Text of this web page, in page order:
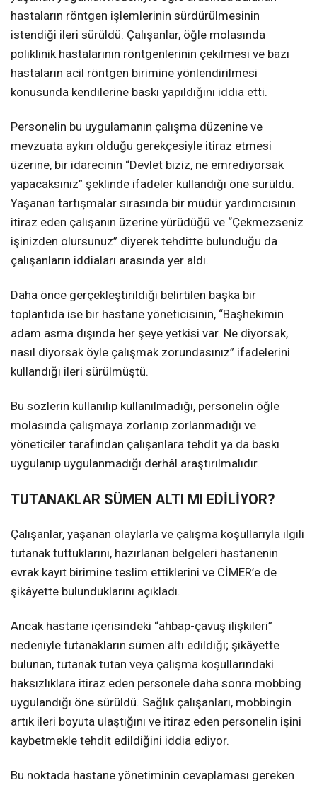
hastaların röntgen işlemlerinin sürdürülmesinin
istendiği ileri sürüldü. Çalışanlar, öğle molasında
poliklinik hastalarının röntgenlerinin çekilmesi ve bazı
hastaların acil röntgen birimine yönlendirilmesi
konusunda kendilerine baskı yapıldığını iddia etti.
Personelin bu uygulamanın çalışma düzenine ve
mevzuata aykırı olduğu gerekçesiyle itiraz etmesi
üzerine, bir idarecinin “Devlet biziz, ne emrediyorsak
yapacaksınız” şeklinde ifadeler kullandığı öne sürüldü.
Yaşanan tartışmalar sırasında bir müdür yardımcısının
itiraz eden çalışanın üzerine yürüdüğü ve “Çekmezseniz
işinizden olursunuz” diyerek tehditte bulunduğu da
çalışanların iddiaları arasında yer aldı.
Daha önce gerçekleştirildiği belirtilen başka bir
toplantıda ise bir hastane yöneticisinin, “Başhekimin
adam asma dışında her şeye yetkisi var. Ne diyorsak,
nasıl diyorsak öyle çalışmak zorundasınız” ifadelerini
kullandığı ileri sürülmüştü.
Bu sözlerin kullanılıp kullanılmadığı, personelin öğle
molasında çalışmaya zorlanıp zorlanmadığı ve
yöneticiler tarafından çalışanlara tehdit ya da baskı
uygulanıp uygulanmadığı derhâl araştırılmalıdır.
TUTANAKLAR SÜMEN ALTI MI EDİLİYOR?
Çalışanlar, yaşanan olaylarla ve çalışma koşullarıyla ilgili
tutanak tuttuklarını, hazırlanan belgeleri hastanenin
evrak kayıt birimine teslim ettiklerini ve CİMER’e de
şikâyette bulunduklarını açıkladı.
Ancak hastane içerisindeki “ahbap-çavuş ilişkileri”
nedeniyle tutanakların sümen altı edildiği; şikâyette
bulunan, tutanak tutan veya çalışma koşullarındaki
haksızlıklara itiraz eden personele daha sonra mobbing
uygulandığı öne sürüldü. Sağlık çalışanları, mobbingin
artık ileri boyuta ulaştığını ve itiraz eden personelin işini
kaybetmekle tehdit edildiğini iddia ediyor.
Bu noktada hastane yönetiminin cevaplaması gereken